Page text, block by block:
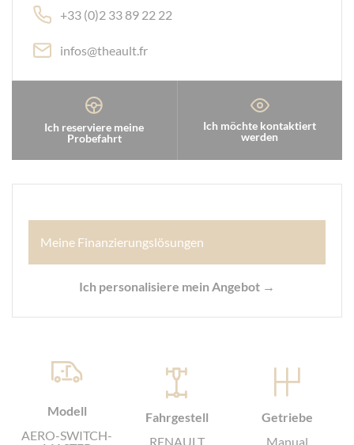
+33 (0)2 33 89 22 22
infos@theault.fr
Ich reserviere meine
Probefahrt
Ich möchte kontaktiert
werden
Meine Finanzierungslösungen
Ich personalisiere mein Angebot →
Modell
AERO-SWITCH-
Fahrgestell
RENAULT
Getriebe
Manual